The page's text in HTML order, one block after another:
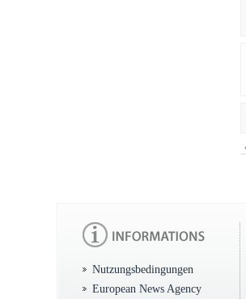
Nutzungsbedingungen
European News Agency